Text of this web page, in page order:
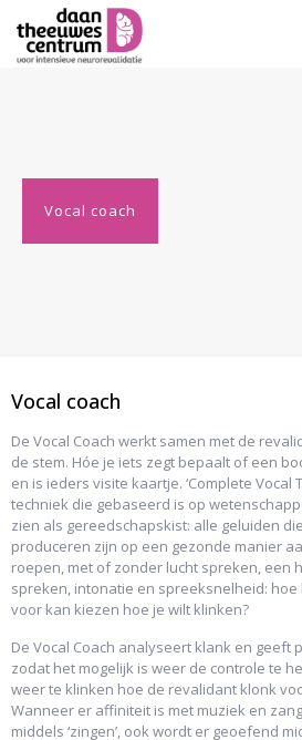
Vocal coach
Vocal coach
De Vocal Coach werkt samen met de
de stem. Hóe je iets zegt bepaalt of een
en is ieders visite kaartje. ‘Complete Vocal
techniek die gebaseerd is op
zien als gereedschapskist: alle geluiden
produceren zijn op een gezonde manier
roepen, met of zonder lucht spreken, een
spreken, intonatie en spreeksnelheid:
voor kan kiezen hoe je wilt klinken?
De Vocal Coach analyseert klank en geeft
zodat het mogelijk is weer de controle te
weer te klinken hoe de revalidant klonk
Wanneer er affiniteit is met muziek en
middels ‘zingen’, ook wordt er geoefend